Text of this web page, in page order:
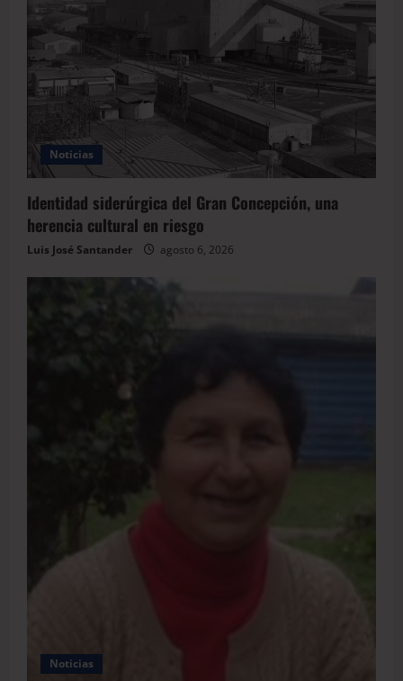
Noticias
Identidad siderúrgica del Gran Concepción, una
herencia cultural en riesgo
Luis José Santander agosto 6, 2026
Noticias